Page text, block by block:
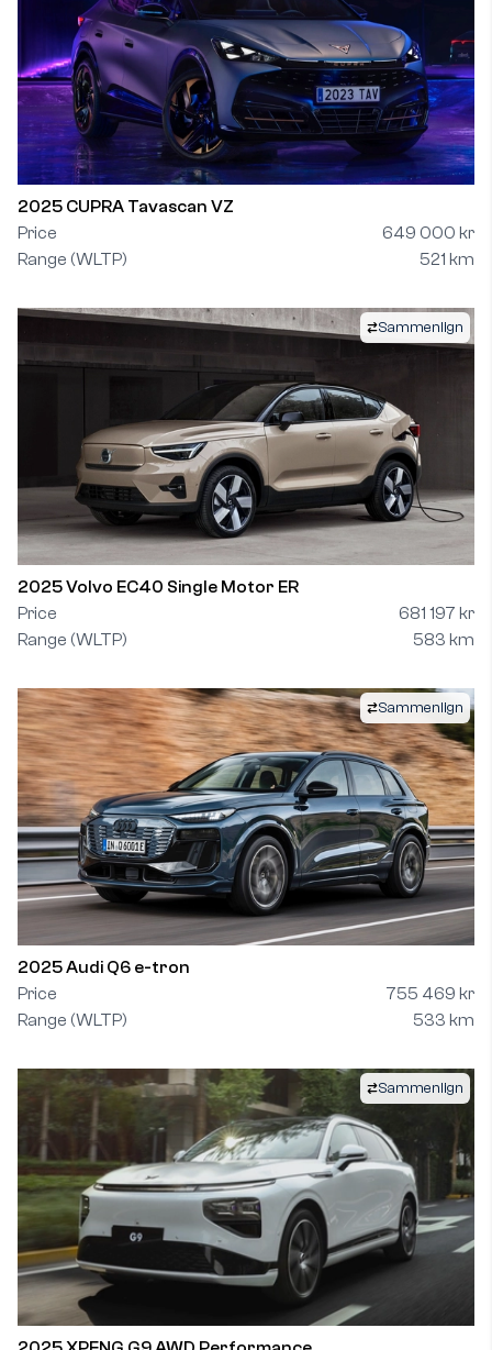
2025 CUPRA Tavascan VZ
Price
649 000 kr
Range (WLTP)
521 km
Sammenlign
2025 Volvo EC40 Single Motor ER
Price
681 197 kr
Range (WLTP)
583 km
Sammenlign
2025 Audi Q6 e-tron
Price
755 469 kr
Range (WLTP)
533 km
Sammenlign